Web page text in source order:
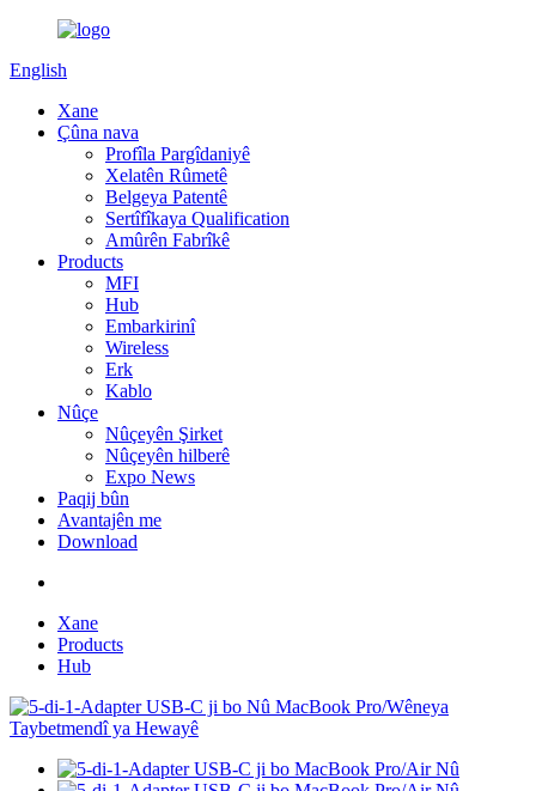
English
Xane
Çûna nava
Profîla Pargîdaniyê
Xelatên Rûmetê
Belgeya Patentê
Sertîfîkaya Qualification
Amûrên Fabrîkê
Products
MFI
Hub
Embarkirinî
Wireless
Erk
Kablo
Nûçe
Nûçeyên Şirket
Nûçeyên hilberê
Expo News
Paqij bûn
Avantajên me
Download
Xane
Products
Hub